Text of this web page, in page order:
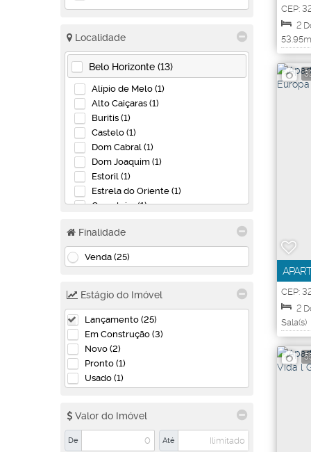
Localidade
Belo Horizonte (13)
Alípio de Melo (1)
Alto Caiçaras (1)
Buritis (1)
Castelo (1)
Dom Cabral (1)
Dom Joaquim (1)
Estoril (1)
Estrela do Oriente (1)
Gameleira (1)
Santa Terezinha (1)
São Gabriel (1)
São Luiz (1)
Betim (7)
Bandeirinhas (2)
Monte Verde (3)
Parque das Cachoeiras (2)
Contagem (2)
Cabral (1)
Vespasiano (2)
Jequitibá (2)
Finalidade
Venda (25)
Estágio do Imóvel
Lançamento (25)
Em Construção (3)
Novo (2)
Pronto (1)
Usado (1)
Valor do Imóvel
De Até
CEP:
Monte
2
53.95
Útil:
CEP:
Minas
2
Sala(s)